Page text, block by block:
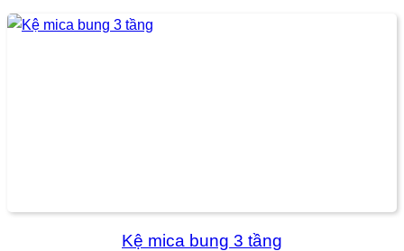
Kệ mica bung 3 tầng